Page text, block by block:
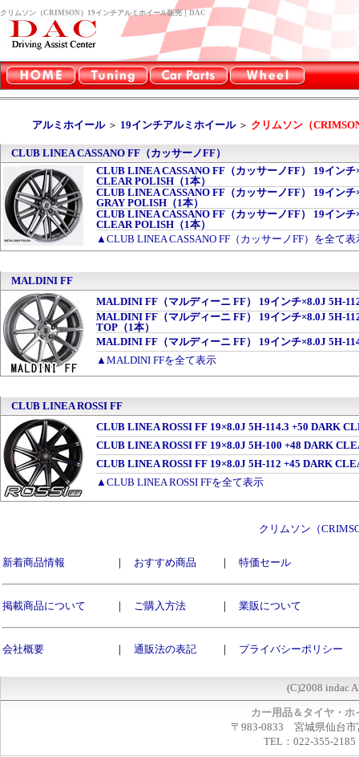
クリムソン（CRIMSON）19インチアルミホイール販売｜DAC
アルミホイール＞ 19インチアルミホイール＞ クリムソン（
CLUB LINEA CASSANO FF（カッサーノFF）
CLUB LINEA CASSANO FF（カッサーノFF） 19イン
CLEAR POLISH（1本）
CLUB LINEA CASSANO FF（カッサーノFF） 19イン
GRAY POLISH（1本）
CLUB LINEA CASSANO FF（カッサーノFF） 19イン
CLEAR POLISH（1本）
▲CLUB LINEA CASSANO FF（カッサーノFF）を全て表
MALDINI FF
MALDINI FF（マルディーニ FF） 19インチ×8.0J 5H-
MALDINI FF（マルディーニ FF） 19インチ×8.0J 5H-
TOP（1本）
MALDINI FF（マルディーニ FF） 19インチ×8.0J 5H-
▲MALDINI FFを全て表示
CLUB LINEA ROSSI FF
CLUB LINEA ROSSI FF 19×8.0J 5H-114.3 +50 DARK
CLUB LINEA ROSSI FF 19×8.0J 5H-100 +48 DARK
CLUB LINEA ROSSI FF 19×8.0J 5H-112 +45 DARK
▲CLUB LINEA ROSSI FFを全て表示
クリムソン（
新着商品情報 ｜ おすすめ商品 ｜ 特価セール
掲載商品について ｜ ご購入方法 ｜ 業販について
会社概要 ｜ 通販法の表記 ｜ プライバシーポリシー
(C)2008 indac
カー用品＆タイヤ・
〒983-0833 宮城県仙台市
TEL：022-355-